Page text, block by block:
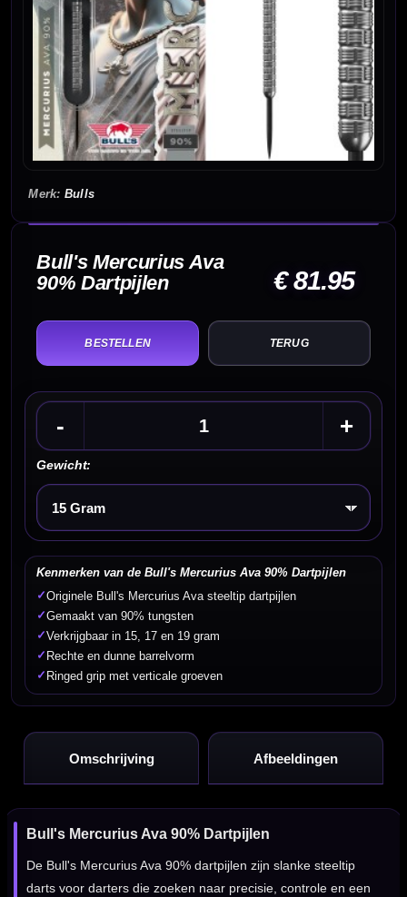
Bulls
Bull's Mercurius Ava
90% Dartpijlen
€ 81.95
TERUG
- +
Gewicht:
Kies een optie
Kenmerken van de Bull's Mercurius Ava 90% Dartpijlen
✓Originele Bull's Mercurius Ava steeltip dartpijlen
✓Gemaakt van 90% tungsten
✓Verkrijgbaar in 15, 17 en 19 gram
✓ Rechte en dunne barrelvorm
✓ Ringed grip met verticale groeven
Omschrijving Afbeeldingen
Bull's Mercurius Ava 90% Dartpijlen
De Bull's Mercurius Ava 90% dartpijlen zijn slanke steeltip
darts voor darters die zoeken naar precisie, controle en een